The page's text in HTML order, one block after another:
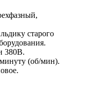
старого
380В.
(об/мин).